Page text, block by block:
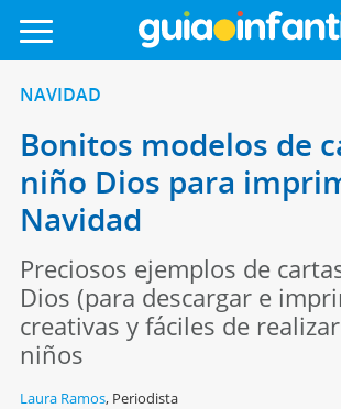
NAVIDAD
Bonitos modelos de
niño Dios para
Navidad
Preciosos ejemplos de
Dios (para descargar e
creativas y fáciles de
niños
Laura Ramos, Periodista